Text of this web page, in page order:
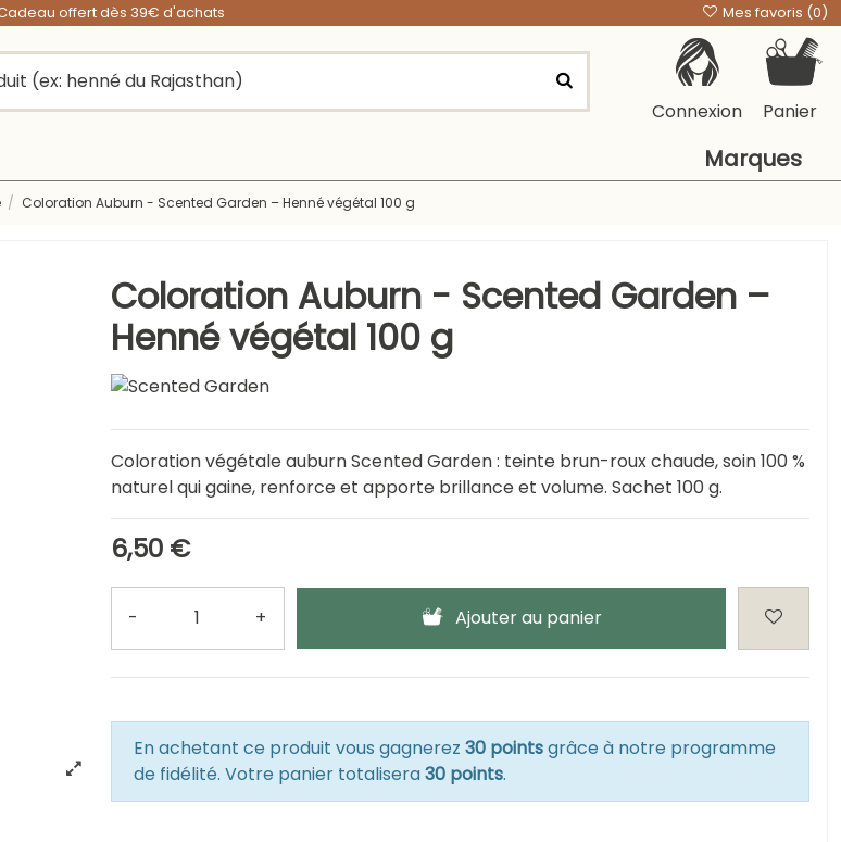
offert dès 39€ d'achats Mes favoris (0)
Connexion Panier
Marques
Coloration Auburn - Scented Garden – Henné végétal 100 g
Coloration Auburn - Scented Garden –
Henné végétal 100 g
Coloration végétale auburn Scented Garden : teinte brun-roux chaude, soin 100 %
naturel qui gaine, renforce et apporte brillance et volume. Sachet 100 g.
6,50 €
Quantité
- + Ajouter au panier
En achetant ce produit vous gagnerez 30 pointsgrâce à notre programme
de fidélité. Votre panier totalisera30 points.